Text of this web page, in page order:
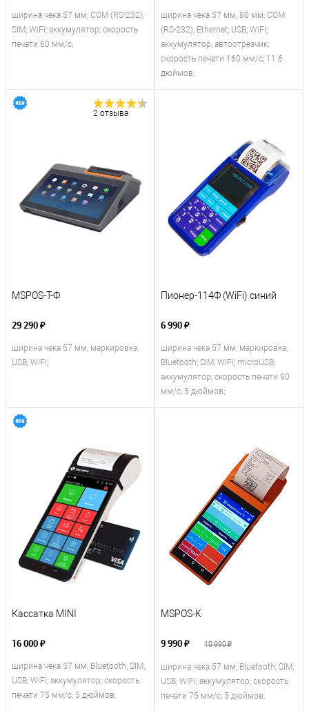
ширина чека 57 мм; COM (RS-232);
SIM; WiFi; аккумулятор; скорость
печати 60 мм/с;
ширина чека 57 мм, 80 мм; COM
(RS-232); Ethernet; USB; WiFi;
аккумулятор; автоотрезчик;
скорость печати 160 мм/с; 11.6
дюймов;
2 отзыва
MSPOS-T-Ф
29 290 ₽
ширина чека 57 мм; маркировка;
USB; WiFi;
Пионер-114Ф (WiFi) синий
6 990 ₽
ширина чека 57 мм; маркировка;
Bluetooth; SIM; WiFi; microUSB;
аккумулятор; скорость печати 90
мм/с; 5 дюймов;
Кассатка MINI
16 000 ₽
ширина чека 57 мм; Bluetooth; SIM;
USB; WiFi; аккумулятор; скорость
печати 75 мм/с; 5 дюймов;
MSPOS-K
9 990 ₽ 10 990 ₽
ширина чека 57 мм; Bluetooth; SIM;
USB; WiFi; аккумулятор; скорость
печати 75 мм/с; 5 дюймов;